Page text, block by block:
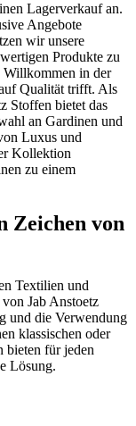
Lagerverkauf an.
Angebote
wir unsere
Produkte zu
Willkommen in der
Qualität trifft. Als
Stoffen bietet das
an Gardinen und
Luxus und
Kollektion
zu einem
Zeichen von
Textilien und
Jab Anstoetz
und die Verwendung
klassischen oder
bieten für jeden
Lösung.